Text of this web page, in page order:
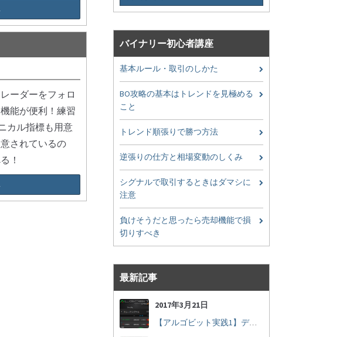
ーダーをフォロ
機能が便利！練習
カル指標も用意
されているの
！
バイナリー初心者講座
基本ルール・取引のしかた
BO攻略の基本はトレンドを見極める
こと
トレンド順張りで勝つ方法
逆張りの仕方と相場変動のしくみ
シグナルで取引するときはダマシに
注意
負けそうだと思ったら売却機能で損
切りすべき
最新記事
2017年3月21日
【アルゴビット実践1】デフォルト設定で30秒取引